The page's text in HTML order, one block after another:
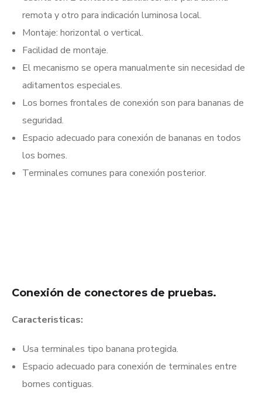
remota y otro para indicación luminosa local.
Montaje: horizontal o vertical.
Facilidad de montaje.
El mecanismo se opera manualmente sin necesidad de
aditamentos especiales.
Los bornes frontales de conexión son para bananas de
seguridad.
Espacio adecuado para conexión de bananas en todos
los bornes.
Terminales comunes para conexión posterior.
Conexión de conectores de pruebas.
Caracteristicas:
Usa terminales tipo banana protegida.
Espacio adecuado para conexión de terminales entre
bornes contiguas.